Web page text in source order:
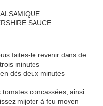
SAUCE
faites-le revenir dans de
minutes
dés deux minutes
tomates concassées, ainsi
mijoter à feu moyen